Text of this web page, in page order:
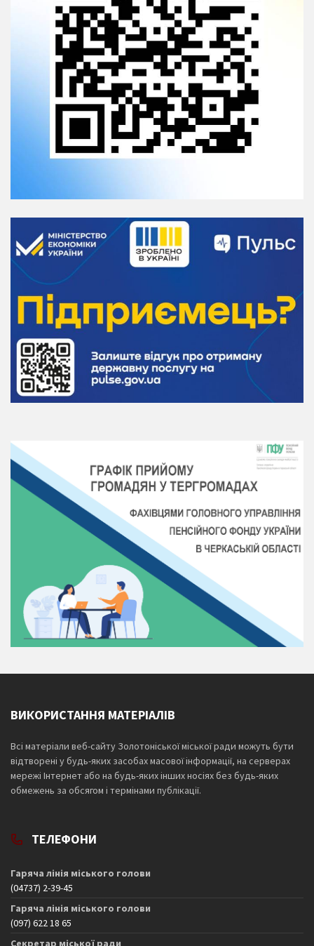
ВИКОРИСТАННЯ МАТЕРІАЛІВ
Всі матеріали веб-сайту Золотоніської міської ради можуть бути
відтворені у будь-яких засобах масової інформації, на серверах
мережі Інтернет або на будь-яких інших носіях без будь-яких
обмежень за обсягом і термінами публікації.
ТЕЛЕФОНИ
Гаряча лінія міського голови
(04737) 2-39-45
Гаряча лінія міського голови
(097) 622 18 65
Секретар міської ради